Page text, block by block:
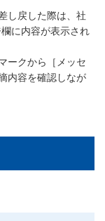
し戻した際は、社
に内容が表示され
ークから［メッセ
内容を確認しなが